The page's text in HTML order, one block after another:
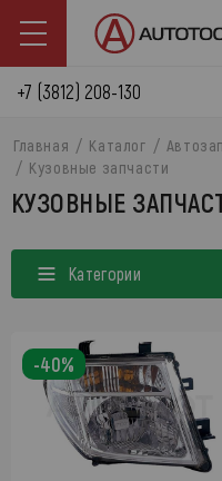
+7 (3812) 208-130
Главная Каталог
Кузовные запчасти
КУЗОВНЫЕ
Категории
-40%